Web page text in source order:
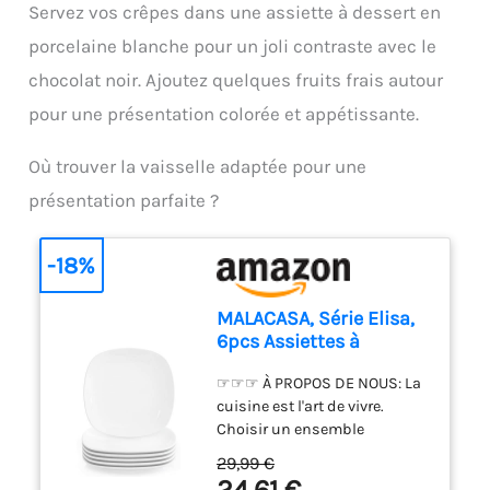
de la chaleur
Poignée en plastique thermo
résistant et insert inox. - Tous
Nettoyage au lave-vaisselle
Servez vos crêpes dans une assiette à dessert en
porcelaine blanche pour un joli contraste avec le
chocolat noir. Ajoutez quelques fruits frais autour
pour une présentation colorée et appétissante.
Où trouver la vaisselle adaptée pour une
présentation parfaite ?
MALACASA, Série Elisa,
6pcs Assiettes à
Assiettes à Gâteau,
Assiettes et Plats de
Service pour 6
Personnes
☞☞☞ À PROPOS DE NOUS: La
cuisine est l'art de vivre.
Choisir un ensemble
exquis et adaptés peut
29,99 €
-18%